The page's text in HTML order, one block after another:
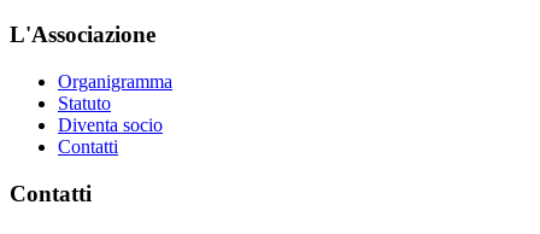
L'Associazione
Organigramma
Statuto
Diventa socio
Contatti
Contatti